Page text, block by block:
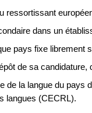
ressortissant
dans un
pays fixe librement
de sa
de la langue du pays
langues (CECRL).